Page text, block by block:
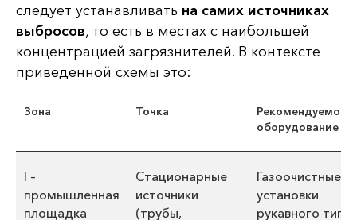
следует устанавливать на самих источниках
выбросов, то есть в местах с наибольшей
концентрацией загрязнителей. В контексте
приведенной схемы это:
Зона Точка
Рекомендуемое
оборудование
I –
промышленная
площадка
Стационарные
источники
(трубы,
Газоочистные
установки
рукавного типа,